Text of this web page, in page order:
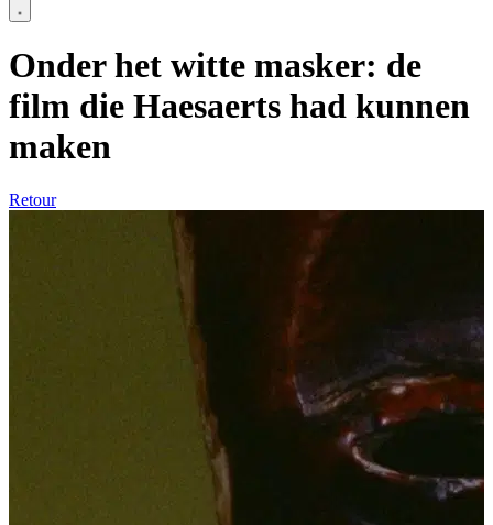
Onder het witte masker: de
film die Haesaerts had kunnen
maken
Retour